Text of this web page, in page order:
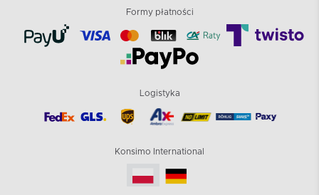
Formy płatności
Logistyka
Konsimo International